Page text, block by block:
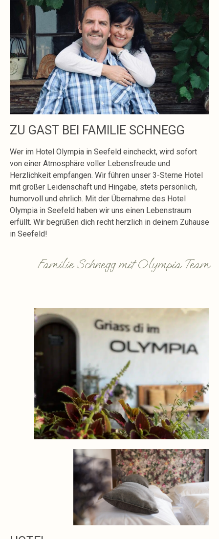
ZU GAST BEI FAMILIE SCHNEGG
Wer im Hotel Olympia in Seefeld eincheckt, wird sofort
von einer Atmosphäre voller Lebensfreude und
Herzlichkeit empfangen. Wir führen unser 3-Sterne Hotel
mit großer Leidenschaft und Hingabe, stets persönlich,
humorvoll und ehrlich. Mit der Übernahme des Hotel
Olympia in Seefeld haben wir uns einen Lebenstraum
erfüllt. Wir begrüßen dich recht herzlich in deinem Zuhause
in Seefeld!
Familie Schnegg mit Olympia Team